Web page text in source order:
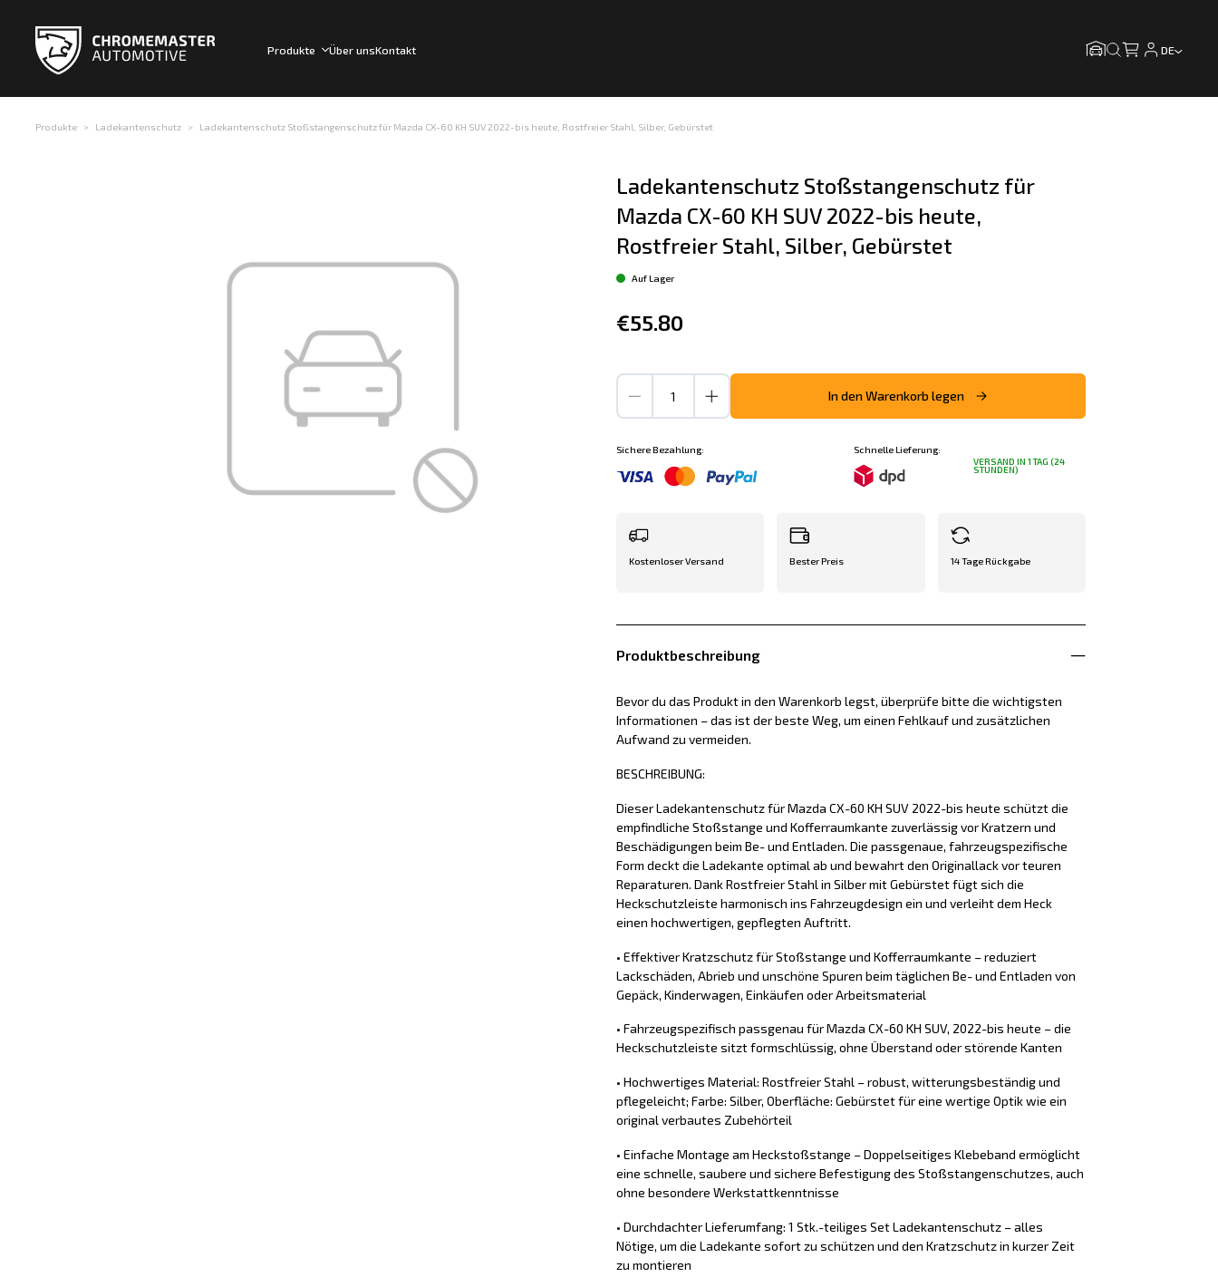
Produkte Über unsKontakt DE
Produkte Ladekantenschutz Ladekantenschutz Stoßstangenschutz für Mazda CX-60 KH SUV 2022-bis heute, Rostfreier Stahl, Silber, Gebürstet
Ladekantenschutz Stoßstangenschutz für
Mazda CX-60 KH SUV 2022-bis heute,
Rostfreier Stahl, Silber, Gebürstet
Auf Lager
€55.80
In den Warenkorb legen
Sichere Bezahlung:
Schnelle Lieferung:
VERSAND IN 1 TAG (24
STUNDEN)
Kostenloser Versand Bester Preis 14 Tage Rückgabe
Produktbeschreibung
Bevor du das Produkt in den Warenkorb legst, überprüfe bitte die wichtigsten
Informationen – das ist der beste Weg, um einen Fehlkauf und zusätzlichen
Aufwand zu vermeiden.
BESCHREIBUNG:
Dieser Ladekantenschutz für Mazda CX-60 KH SUV 2022-bis heute schützt die
empfindliche Stoßstange und Kofferraumkante zuverlässig vor Kratzern und
Beschädigungen beim Be- und Entladen. Die passgenaue, fahrzeugspezifische
Form deckt die Ladekante optimal ab und bewahrt den Originallack vor teuren
Reparaturen. Dank Rostfreier Stahl in Silber mit Gebürstet fügt sich die
Heckschutzleiste harmonisch ins Fahrzeugdesign ein und verleiht dem Heck
einen hochwertigen, gepflegten Auftritt.
• Effektiver Kratzschutz für Stoßstange und Kofferraumkante – reduziert
Lackschäden, Abrieb und unschöne Spuren beim täglichen Be- und Entladen von
Gepäck, Kinderwagen, Einkäufen oder Arbeitsmaterial
• Fahrzeugspezifisch passgenau für Mazda CX-60 KH SUV, 2022-bis heute – die
Heckschutzleiste sitzt formschlüssig, ohne Überstand oder störende Kanten
• Hochwertiges Material: Rostfreier Stahl – robust, witterungsbeständig und
pflegeleicht; Farbe: Silber, Oberfläche: Gebürstet für eine wertige Optik wie ein
original verbautes Zubehörteil
• Einfache Montage am Heckstoßstange – Doppelseitiges Klebeband ermöglicht
eine schnelle, saubere und sichere Befestigung des Stoßstangenschutzes, auch
ohne besondere Werkstattkenntnisse
• Durchdachter Lieferumfang: 1 Stk.-teiliges Set Ladekantenschutz – alles
Nötige, um die Ladekante sofort zu schützen und den Kratzschutz in kurzer Zeit
zu montieren